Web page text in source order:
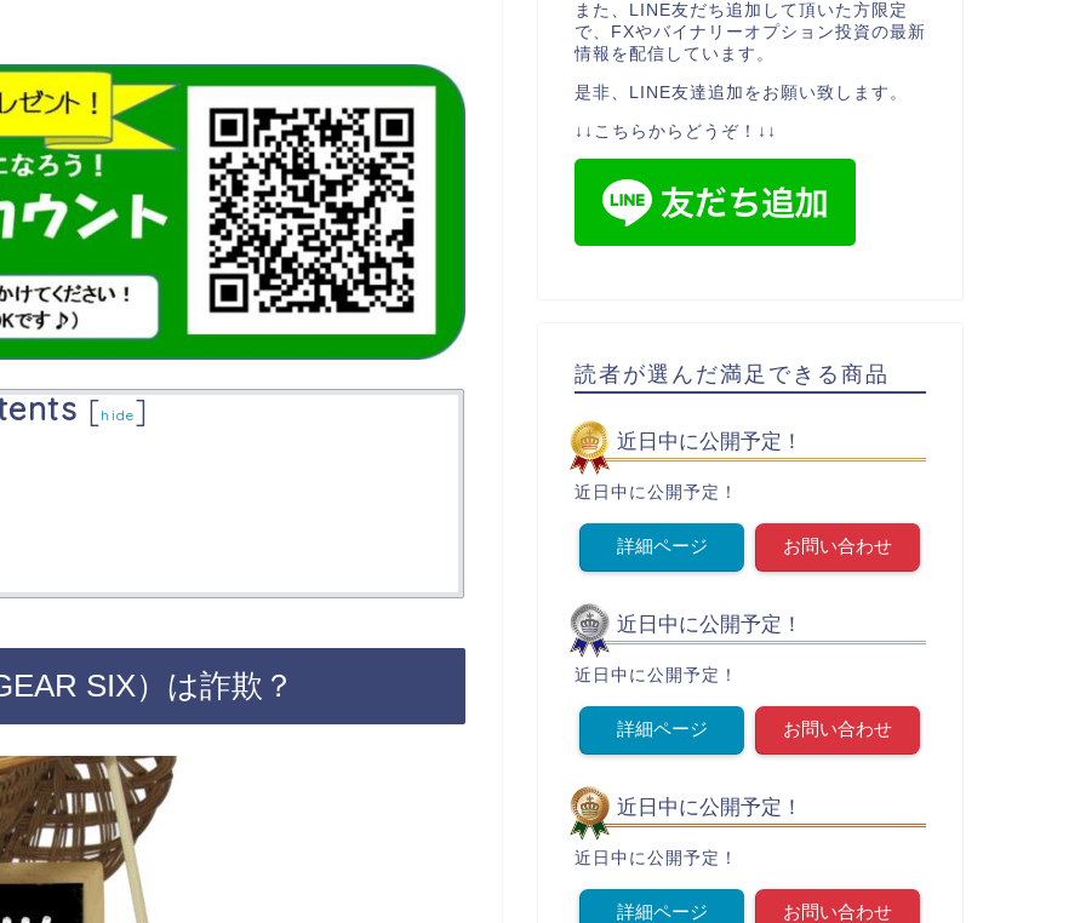
[hide]
SIX）は詐欺？
また、LINE友だち追加して頂いた方限定
で、FXやバイナリーオプション投資の最新
情報を配信しています。
是非、LINE友達追加をお願い致します。
↓↓こちらからどうぞ！↓↓
読者が選んだ満足できる商品
近日中に公開予定！
近日中に公開予定！
詳細ページ お問い合わせ
近日中に公開予定！
近日中に公開予定！
詳細ページ お問い合わせ
近日中に公開予定！
近日中に公開予定！
詳細ページ お問い合わせ